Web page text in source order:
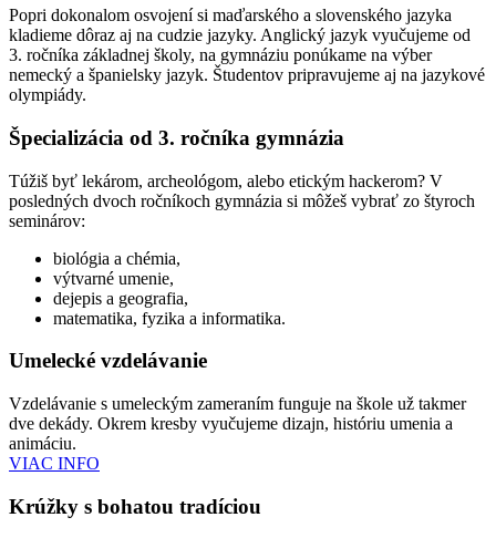
Popri dokonalom osvojení si maďarského a slovenského jazyka
kladieme dôraz aj na cudzie jazyky. Anglický jazyk vyučujeme od
3. ročníka základnej školy, na gymnáziu ponúkame na výber
nemecký a španielsky jazyk. Študentov pripravujeme aj na jazykové
olympiády.
Špecializácia od 3. ročníka gymnázia
Túžiš byť lekárom, archeológom, alebo etickým hackerom? V
posledných dvoch ročníkoch gymnázia si môžeš vybrať zo štyroch
seminárov:
biológia a chémia,
výtvarné umenie,
dejepis a geografia,
matematika, fyzika a informatika.
Umelecké vzdelávanie
Vzdelávanie s umeleckým zameraním funguje na škole už takmer
dve dekády. Okrem kresby vyučujeme dizajn, históriu umenia a
animáciu.
VIAC INFO
Krúžky s bohatou tradíciou